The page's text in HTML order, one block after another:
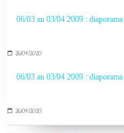
06/03 au 03/04 2009 :
26/04/2020
06/03 au 03/04 2009 :
26/04/2020